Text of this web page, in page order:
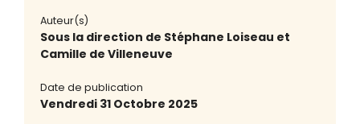
Auteur(s)
Sous la direction de Stéphane Loiseau et
Camille de Villeneuve
Date de publication
Vendredi 31 Octobre 2025